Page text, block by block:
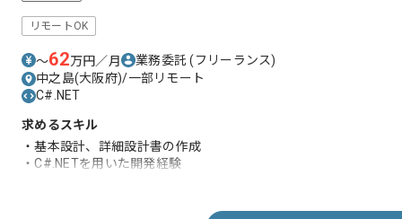
リモートOK
〜62万円／月 業務委託(フリーランス)
中之島(大阪府)/一部リモート
C#.NET
求めるスキル
・基本設計、詳細設計書の作成
・C#.NETを用いた開発経験